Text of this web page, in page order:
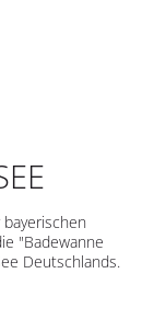
"Badewanne
Deutschlands.